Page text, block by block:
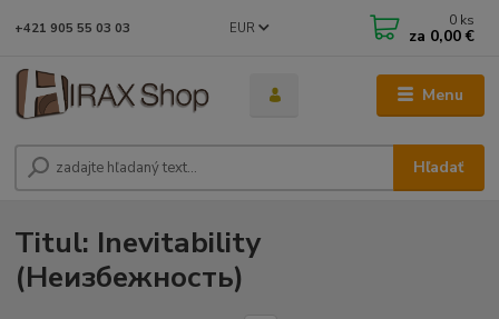
Menu
EUR
Hľadať
+421 905 55 03 03 0 ks
za 0,00 €
Titul: Inevitability
(Неизбежность)